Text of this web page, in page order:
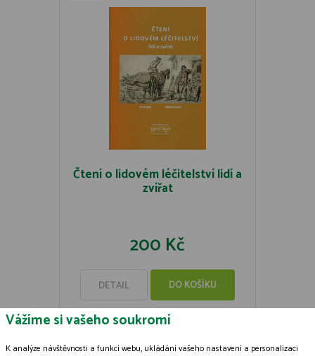
Čtení o lidovém léčitelství lidí a
zvířat
200 Kč
DETAIL DO KOŠÍKU
Vážíme si vašeho soukromí
K analýze návštěvnosti a funkcí webu, ukládání vašeho nastavení a personalizaci